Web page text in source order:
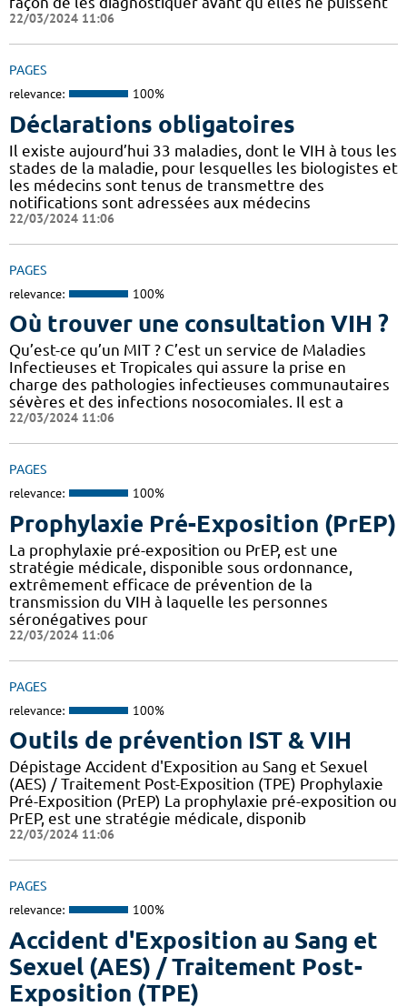
22/03/2024 11:06
PAGES
relevance: 100%
Déclarations obligatoires
Il existe aujourd’hui 33 maladies, dont le VIH à tous les
stades de la maladie, pour lesquelles les biologistes et
les médecins sont tenus de transmettre des
notifications sont adressées aux médecins
22/03/2024 11:06
PAGES
relevance: 100%
Où trouver une consultation VIH ?
Qu’est-ce qu’un MIT ? C’est un service de Maladies
Infectieuses et Tropicales qui assure la prise en
charge des pathologies infectieuses communautaires
sévères et des infections nosocomiales. Il est a
22/03/2024 11:06
PAGES
relevance: 100%
Prophylaxie Pré-Exposition (PrEP)
La prophylaxie pré-exposition ou PrEP, est une
stratégie médicale, disponible sous ordonnance,
extrêmement efficace de prévention de la
transmission du VIH à laquelle les personnes
séronégatives pour
22/03/2024 11:06
PAGES
relevance: 100%
Outils de prévention IST & VIH
Dépistage Accident d'Exposition au Sang et Sexuel
(AES) / Traitement Post-Exposition (TPE) Prophylaxie
Pré-Exposition (PrEP) La prophylaxie pré-exposition ou
PrEP, est une stratégie médicale, disponib
22/03/2024 11:06
PAGES
relevance: 100%
Accident d'Exposition au Sang et
Sexuel (AES) / Traitement Post-
Exposition (TPE)